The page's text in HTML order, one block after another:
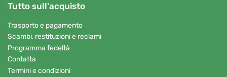
Tutto sull'acquisto
Trasporto e pagamento
Scambi, restituzioni e reclami
Programma fedeltà
Contatta
Termini e condizioni